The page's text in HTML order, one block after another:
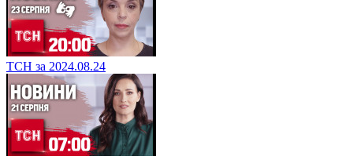
ТСН за 2024.08.24